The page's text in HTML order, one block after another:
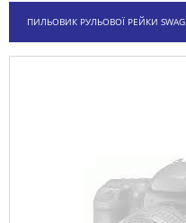
ПИЛЬОВИК РУЛЬОВОЇ РЕЙКИ SWAG